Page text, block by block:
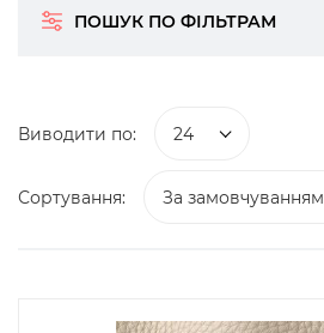
ПОШУК ПО ФІЛЬТРАМ
Виводити по: 24
Сортування: За замовчуванням